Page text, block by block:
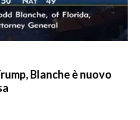
Blanche è nuovo